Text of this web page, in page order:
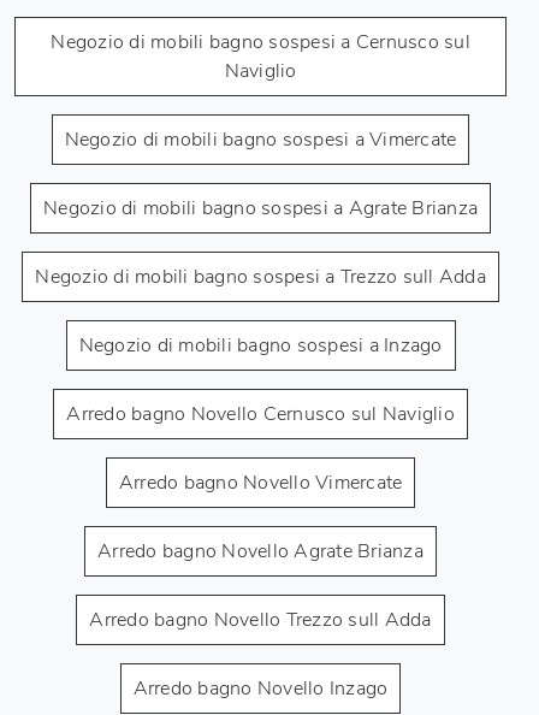
Negozio di mobili bagno sospesi a Cernusco sul
Naviglio
Negozio di mobili bagno sospesi a Vimercate
Negozio di mobili bagno sospesi a Agrate Brianza
Negozio di mobili bagno sospesi a Trezzo sull Adda
Negozio di mobili bagno sospesi a Inzago
Arredo bagno Novello Cernusco sul Naviglio
Arredo bagno Novello Vimercate
Arredo bagno Novello Agrate Brianza
Arredo bagno Novello Trezzo sull Adda
Arredo bagno Novello Inzago